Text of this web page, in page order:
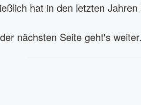
hat in den letzten
nächsten Seite geht's weiter.